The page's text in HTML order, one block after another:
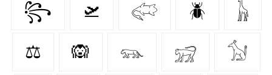
꧂ 🛫 𓅾 🪲 𓃱
⚖ 🙉 𓃮 𓃸 𓃩